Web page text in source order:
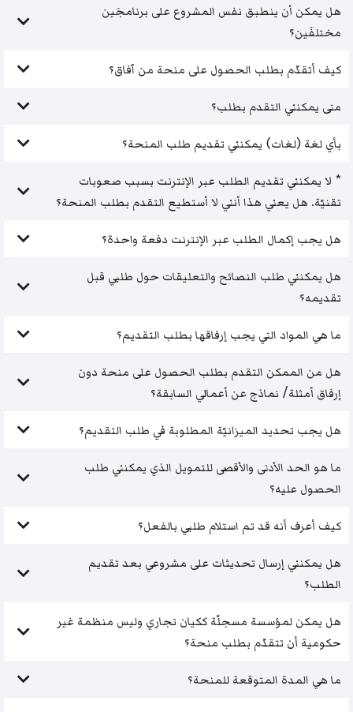
هل يمكن أن ينطبق نفس المشروع على برنامجَين
مختلفَين؟
كيف أتقدّم بطلب الحصول على منحة من آفاق؟
متى يمكنني التقدم بطلب؟
بأي لغة (لغات) يمكنني تقديم طلب المنحة؟
* لا يمكنني تقديم الطلب عبر الإنترنت بسبب صعوبات
تقنيّة. هل يعني هذا أنني لا أستطيع التقدم بطلب المنحة؟
هل يجب إكمال الطلب عبر الإنترنت دفعة واحدة؟
هل يمكنني طلب النصائح والتعليقات حول طلبي قبل
تقديمه؟
ما هي المواد التي يجب إرفاقها بطلب التقديم؟
هل من الممكن التقدم بطلب الحصول على منحة دون
إرفاق أمثلة/ نماذج عن أعمالي السابقة؟
هل يجب تحديد الميزانيّة المطلوبة في طلب التقديم؟
ما هو الحد الأدنى والأقصى للتمويل الذي يمكنني طلب
الحصول عليه؟
كيف أعرف أنه قد تم استلام طلبي بالفعل؟
هل يمكنني إرسال تحديثات على مشروعي بعد تقديم
الطلب؟
هل يمكن لمؤسسة مسجلّة ككيان تجاري وليس منظمة غير
حكومية أن تتقدّم بطلب منحة؟
ما هي المدة المتوقعة للمنحة؟